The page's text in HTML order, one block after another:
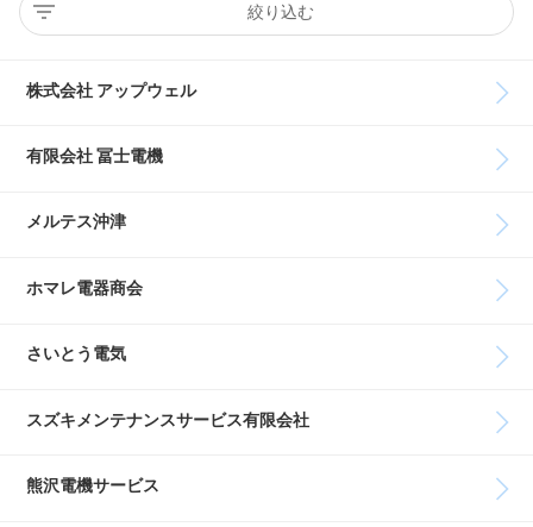
絞り込む
株式会社 アップウェル
有限会社 冨士電機
メルテス沖津
ホマレ電器商会
さいとう電気
スズキメンテナンスサービス有限会社
熊沢電機サービス